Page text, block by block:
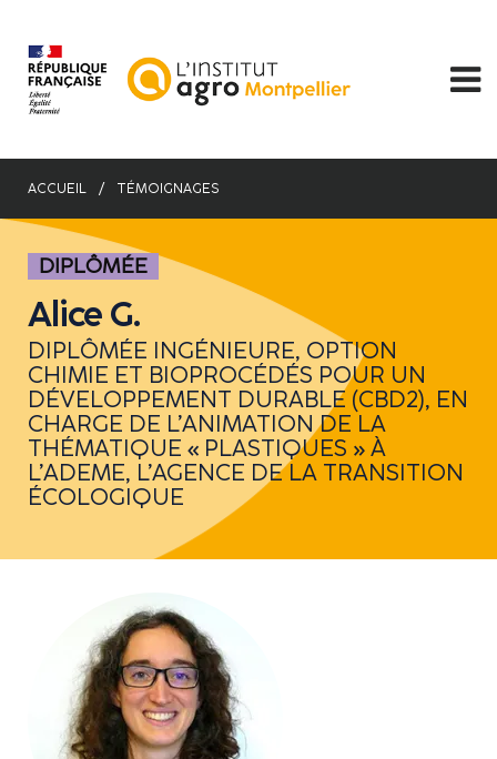
contenu
principal
ACCUEIL TÉMOIGNAGES
DIPLÔMÉE
Alice G.
DIPLÔMÉE INGÉNIEURE, OPTION
CHIMIE ET BIOPROCÉDÉS POUR UN
DÉVELOPPEMENT DURABLE (CBD2), EN
CHARGE DE L’ANIMATION DE LA
THÉMATIQUE « PLASTIQUES » À
L’ADEME, L’AGENCE DE LA TRANSITION
ÉCOLOGIQUE